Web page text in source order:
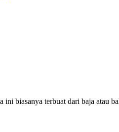
biasanya terbuat dari baja atau